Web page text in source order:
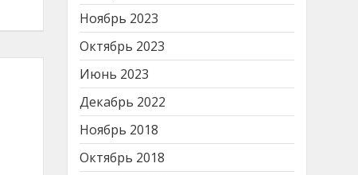
Ноябрь 2023
Октябрь 2023
Июнь 2023
Декабрь 2022
Ноябрь 2018
Октябрь 2018